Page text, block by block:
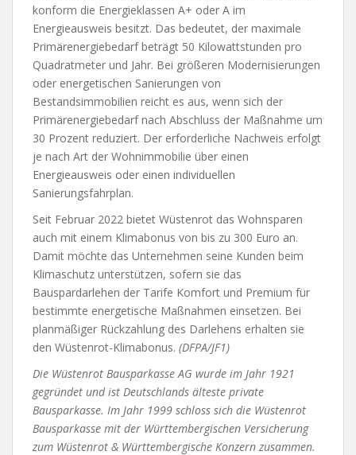
konform die Energieklassen A+ oder A im
Energieausweis besitzt. Das bedeutet, der maximale
Primärenergiebedarf beträgt 50 Kilowattstunden pro
Quadratmeter und Jahr. Bei größeren Modernisierungen
oder energetischen Sanierungen von
Bestandsimmobilien reicht es aus, wenn sich der
Primärenergiebedarf nach Abschluss der Maßnahme um
30 Prozent reduziert. Der erforderliche Nachweis erfolgt
je nach Art der Wohnimmobilie über einen
Energieausweis oder einen individuellen
Sanierungsfahrplan.
Seit Februar 2022 bietet Wüstenrot das Wohnsparen
auch mit einem Klimabonus von bis zu 300 Euro an.
Damit möchte das Unternehmen seine Kunden beim
Klimaschutz unterstützen, sofern sie das
Bauspardarlehen der Tarife Komfort und Premium für
bestimmte energetische Maßnahmen einsetzen. Bei
planmäßiger Rückzahlung des Darlehens erhalten sie
den Wüstenrot-Klimabonus. (DFPA/JF1)
Die Wüstenrot Bausparkasse AG wurde im Jahr 1921
gegründet und ist Deutschlands älteste private
Bausparkasse. Im Jahr 1999 schloss sich die Wüstenrot
Bausparkasse mit der Württembergischen Versicherung
zum Wüstenrot & Württembergische Konzern zusammen.